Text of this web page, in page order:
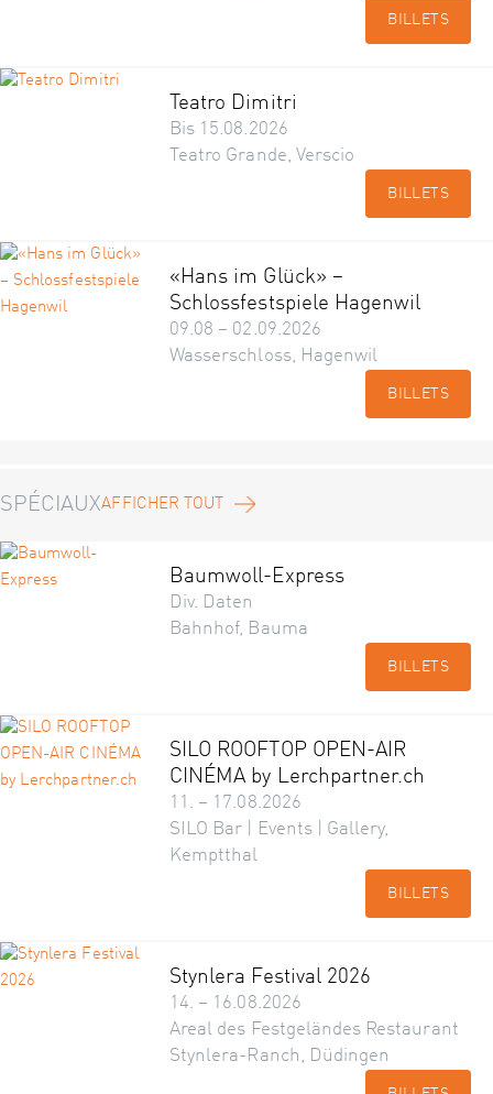
BILLETS
Teatro Dimitri
Bis 15.08.2026
Teatro Grande, Verscio
BILLETS
«Hans im Glück» –
Schlossfestspiele Hagenwil
09.08 – 02.09.2026
Wasserschloss, Hagenwil
BILLETS
SPÉCIAUXAFFICHER TOUT
Baumwoll-Express
Div. Daten
Bahnhof, Bauma
BILLETS
SILO ROOFTOP OPEN-AIR
CINÉMA by Lerchpartner.ch
11. – 17.08.2026
SILO Bar | Events | Gallery,
Kemptthal
BILLETS
Stynlera Festival 2026
14. – 16.08.2026
Areal des Festgeländes Restaurant
Stynlera-Ranch, Düdingen